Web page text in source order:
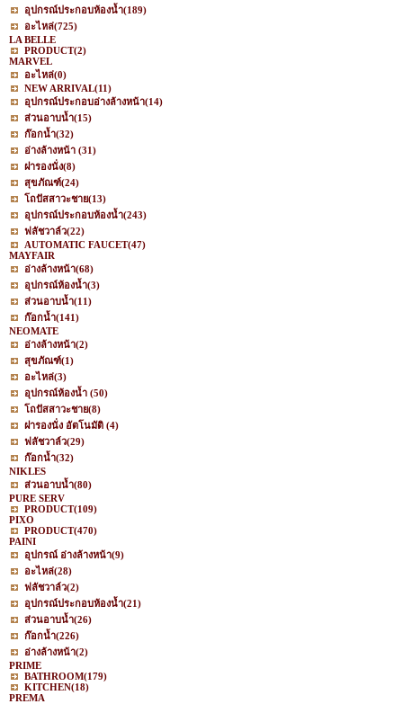
อุปกรณ์ประกอบห้องน้ำ(189)
อะไหล่(725)
LA BELLE
PRODUCT(2)
MARVEL
อะไหล่(0)
NEW ARRIVAL(11)
อุปกรณ์ประกอบอ่างล้างหน้า(14)
ส่วนอาบน้ำ(15)
ก๊อกน้ำ(32)
อ่างล้างหน้า (31)
ฝารองนั่ง(8)
สุขภัณฑ์(24)
โถปัสสาวะชาย(13)
อุปกรณ์ประกอบห้องน้ำ(243)
ฟลัชวาล์ว(22)
AUTOMATIC FAUCET(47)
MAYFAIR
อ่างล้างหน้า(68)
อุปกรณ์ห้องน้ำ(3)
ส่วนอาบน้ำ(11)
ก๊อกน้ำ(141)
NEOMATE
อ่างล้างหน้า(2)
สุขภัณฑ์(1)
อะไหล่(3)
อุปกรณ์ห้องน้ำ (50)
โถปัสสาวะชาย(8)
ฝารองนั่ง อัตโนมัติ (4)
ฟลัชวาล์ว(29)
ก๊อกน้ำ(32)
NIKLES
ส่วนอาบน้ำ(80)
PURE SERV
PRODUCT(109)
PIXO
PRODUCT(470)
PAINI
อุปกรณ์ อ่างล้างหน้า(9)
อะไหล่(28)
ฟลัชวาล์ว(2)
อุปกรณ์ประกอบห้องน้ำ(21)
ส่วนอาบน้ำ(26)
ก๊อกน้ำ(226)
อ่างล้างหน้า(2)
PRIME
BATHROOM(179)
KITCHEN(18)
PREMA